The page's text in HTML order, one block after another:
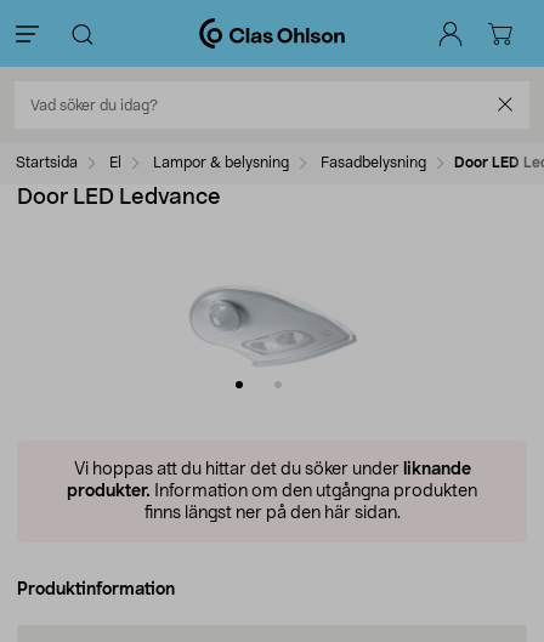
Startsida El Lampor & belysning Fasadbelysning Door LED
Door LED Ledvance
Vi hoppas att du hittar det du söker under liknande
produkter. Information om den utgångna produkten
finns längst ner på den här sidan.
Produktinformation